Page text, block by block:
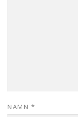
NAMN *